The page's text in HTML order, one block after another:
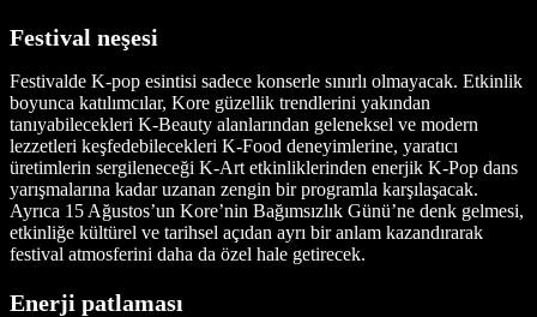
Festival neşesi
Festivalde K-pop esintisi sadece konserle sınırlı olmayacak. Etkinlik
boyunca katılımcılar, Kore güzellik trendlerini yakından
tanıyabilecekleri K-Beauty alanlarından geleneksel ve modern
lezzetleri keşfedebilecekleri K-Food deneyimlerine, yaratıcı
üretimlerin sergileneceği K-Art etkinliklerinden enerjik K-Pop dans
yarışmalarına kadar uzanan zengin bir programla karşılaşacak.
Ayrıca 15 Ağustos’un Kore’nin Bağımsızlık Günü’ne denk gelmesi,
etkinliğe kültürel ve tarihsel açıdan ayrı bir anlam kazandırarak
festival atmosferini daha da özel hale getirecek.
Enerji patlaması